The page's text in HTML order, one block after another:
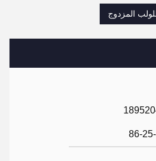
86-
المزدوج